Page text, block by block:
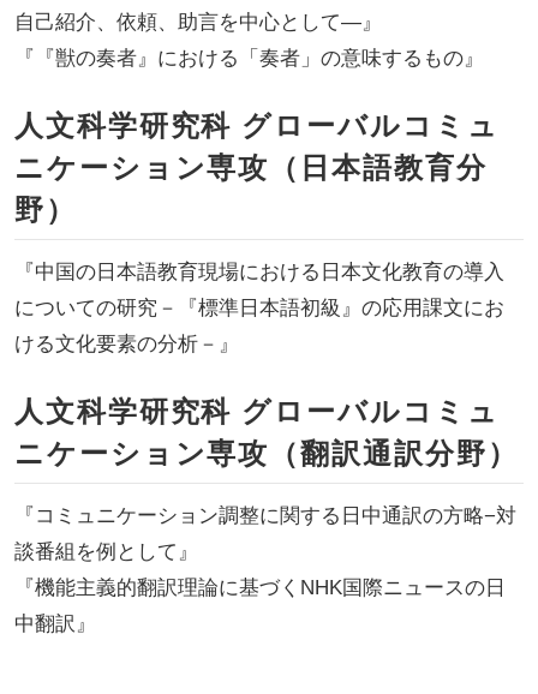
自己紹介、依頼、助言を中心として―』
『『獣の奏者』における「奏者」の意味するもの』
人文科学研究科 グローバルコミュ
ニケーション専攻（日本語教育分
野）
『中国の日本語教育現場における日本文化教育の導入
についての研究－『標準日本語初級』の応用課文にお
ける文化要素の分析－』
人文科学研究科 グローバルコミュ
ニケーション専攻（翻訳通訳分野）
『コミュニケーション調整に関する日中通訳の方略−対
談番組を例として』
『機能主義的翻訳理論に基づくNHK国際ニュースの日
中翻訳』